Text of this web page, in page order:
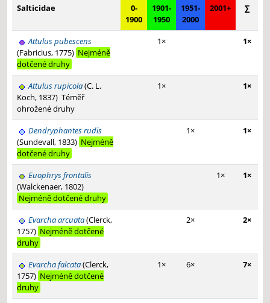
Salticidae
0-
1900
1901-
1950
1951-
2000
2001+ ∑
Attulus pubescens
(Fabricius, 1775) Nejméně
dotčené druhy
1× 1×
Attulus rupicola(C. L.
Koch, 1837) Téměř
ohrožené druhy
1× 1×
Dendryphantes rudis
(Sundevall, 1833) Nejméně
dotčené druhy
1× 1×
Euophrys frontalis
(Walckenaer, 1802)
Nejméně dotčené druhy
1× 1×
Evarcha arcuata(Clerck,
1757) Nejméně dotčené
druhy
2× 2×
Evarcha falcata(Clerck,
1757) Nejméně dotčené
druhy
1× 6× 7×